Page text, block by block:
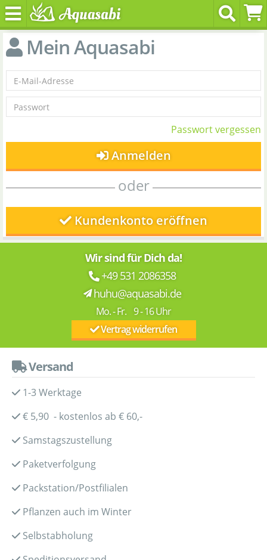
Mein Aquasabi
Passwort vergessen
Anmelden
oder
Kundenkonto eröffnen
Wir sind für Dich da!
+49 531 2086358
huhu@aquasabi.de
Mo. - Fr. 9 - 16 Uhr
Vertrag widerrufen
Versand
1-3 Werktage
€ 5,90 - kostenlos ab € 60,-
Samstagszustellung
Paketverfolgung
Packstation/Postfilialen
Pflanzen auch im Winter
Selbstabholung